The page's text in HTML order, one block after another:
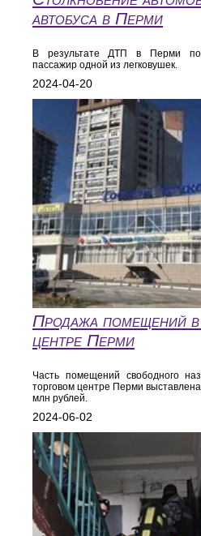
автобуса в Перми
В результате ДТП в Перми
пассажир одной из легковушек.
2024-04-20
Продажа помещений
центре Перми
Часть помещений свободного
торговом центре Перми
млн рублей.
2024-06-02